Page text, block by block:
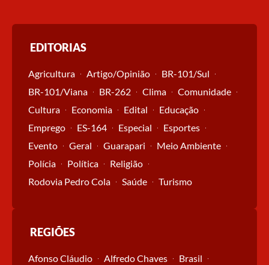
EDITORIAS
Agricultura Artigo/Opinião
BR-101/Sul
BR-101/Viana
BR-262 Clima
Comunidade
Cultura
Economia Edital
Educação
Emprego
ES-164 Especial
Esportes
Evento
Geral Guarapari
Meio Ambiente
Polícia
Política
Religião
Rodovia Pedro Cola
Saúde Turismo
REGIÕES
Afonso Cláudio Alfredo Chaves
Brasil